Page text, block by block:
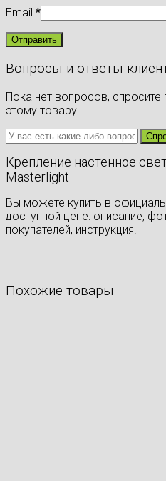
Email *
Вопросы и ответы
Пока нет вопросов,
этому товару.
Крепление настенное
Masterlight
Вы можете купить в
доступной цене: описание,
покупателей, инструкция.
Похожие товары